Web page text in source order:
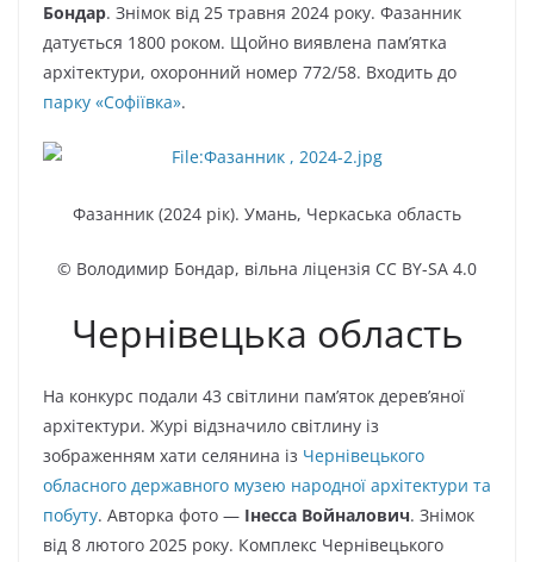
Бондар. Знімок від 25 травня 2024 року. Фазанник
датується 1800 роком. Щойно виявлена пам’ятка
архітектури, охоронний номер 772/58. Входить до
парку «Софіївка».
Фазанник (2024 рік). Умань, Черкаська область
© Володимир Бондар, вільна ліцензія CC BY-SA 4.0
Чернівецька область
На конкурс подали 43 світлини пам’яток дерев’яної
архітектури. Журі відзначило світлину із
зображенням хати селянина із Чернівецького
обласного державного музею народної архітектури та
побуту. Авторка фото — Інесса Войналович. Знімок
від 8 лютого 2025 року. Комплекс Чернівецького